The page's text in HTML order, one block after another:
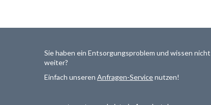
Sie haben ein Entsorgungsproblem und wissen nicht
weiter?
Einfach unseren Anfragen-Servicenutzen!